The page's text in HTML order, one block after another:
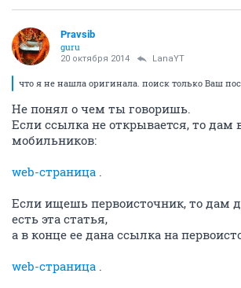
Pravsib
guru
20 октября 2014 LanaYT
что я не нашла оригинала. поиск только Ваш
Не понял о чем ты говоришь.
Если ссылка не открывается, то дам
мобильников:
web-страница .
Если ищешь первоисточник, то дам
есть эта статья,
а в конце ее дана ссылка на
web-страница .